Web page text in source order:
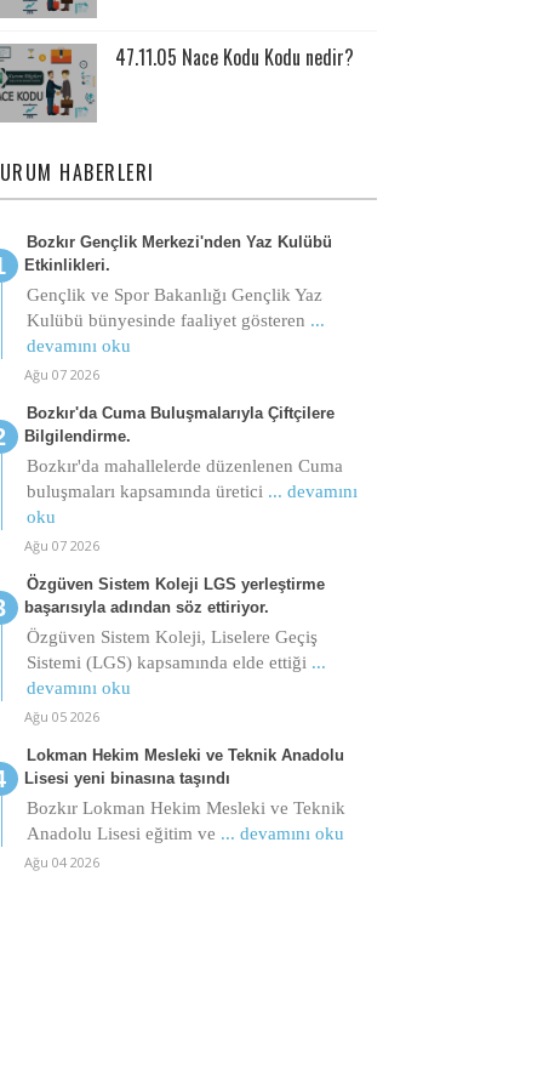
47.11.05 Nace Kodu Kodu nedir?
HABERLERI
Bozkır Gençlik Merkezi'nden Yaz Kulübü
Etkinlikleri.
Gençlik ve Spor Bakanlığı Gençlik Yaz
Kulübü bünyesinde faaliyet gösteren ...
devamını oku
Ağu 07 2026
Bozkır'da Cuma Buluşmalarıyla Çiftçilere
Bilgilendirme.
Bozkır'da mahallelerde düzenlenen Cuma
buluşmaları kapsamında üretici ... devamını
oku
Ağu 07 2026
Özgüven Sistem Koleji LGS yerleştirme
başarısıyla adından söz ettiriyor.
Özgüven Sistem Koleji, Liselere Geçiş
Sistemi (LGS) kapsamında elde ettiği ...
devamını oku
Ağu 05 2026
Lokman Hekim Mesleki ve Teknik Anadolu
Lisesi yeni binasına taşındı
Bozkır Lokman Hekim Mesleki ve Teknik
Anadolu Lisesi eğitim ve ... devamını oku
Ağu 04 2026